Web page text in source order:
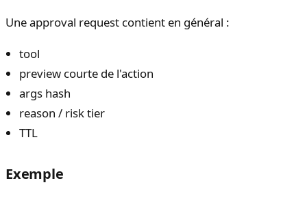
Une approval request contient en général :
tool
preview courte de l'action
args hash
reason / risk tier
TTL
Exemple